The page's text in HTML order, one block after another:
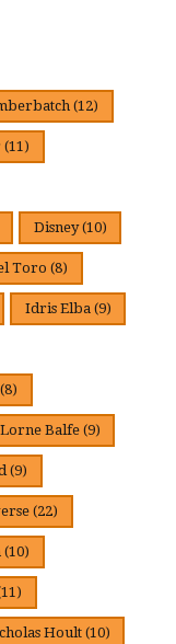
(12)
(11)
Disney(10)
Toro (8)
Idris Elba(9)
(8)
Lorne Balfe(9)
(9)
(22)
(10)
Hoult(10)